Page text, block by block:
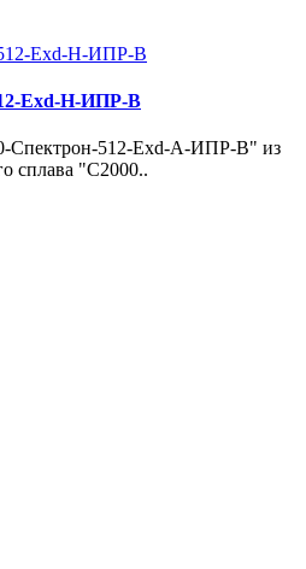
Exd-Н-ИПР-В
Спектрон-512-Exd-А-ИПР-В" из
сплава "С2000..